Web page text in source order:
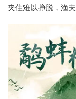
夹住难以挣脱，渔